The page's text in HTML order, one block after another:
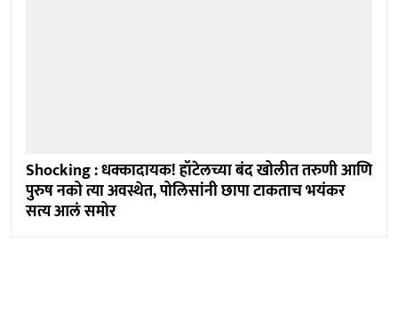
Shocking : धक्कादायक! हॉटेलच्या बंद खोलीत तरुणी आणि
पुरुष नको त्या अवस्थेत, पोलिसांनी छापा टाकताच भयंकर
सत्य आलं समोर